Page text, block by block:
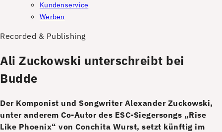
Kundenservice
Werben
Recorded & Publishing
Ali Zuckowski unterschreibt bei
Budde
Der Komponist und Songwriter Alexander Zuckowski,
unter anderem Co-Autor des ESC-Siegersongs „Rise
Like Phoenix“ von Conchita Wurst, setzt künftig im